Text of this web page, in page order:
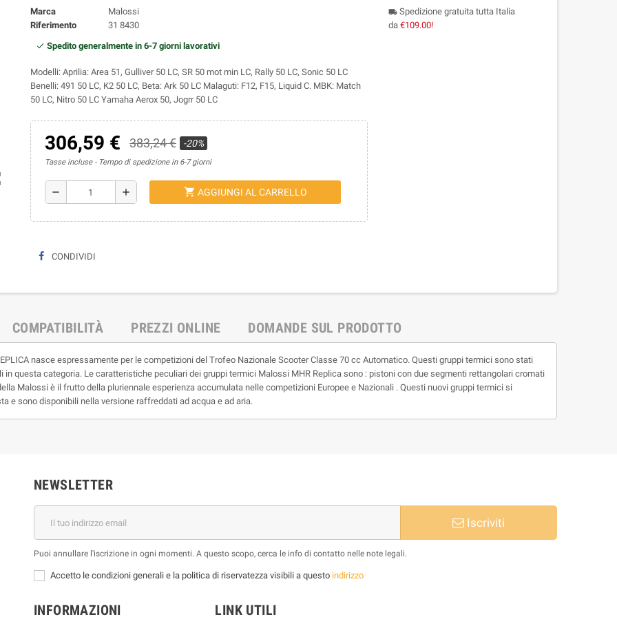
Marca
Malossi
Riferimento
31 8430
Spedito generalmente in 6-7 giorni lavorativi
Modelli: Aprilia: Area 51, Gulliver 50 LC, SR 50 mot min LC, Rally 50 LC, Sonic 50 LC
Benelli: 491 50 LC, K2 50 LC, Beta: Ark 50 LC Malaguti: F12, F15, Liquid C. MBK: Match
50 LC, Nitro 50 LC Yamaha Aerox 50, Jogrr 50 LC
306,59 € 383,24 € -20%
Tasse incluse Tempo di spedizione in 6-7 giorni
remove add shopping_cart AGGIUNGI AL CARRELLO
CONDIVIDI
local_shippingSpedizione gratuita tutta Italia
da €109.00!
COMPATIBILITÀ PREZZI ONLINE DOMANDE SUL PRODOTTO
nasce espressamente per le competizioni del Trofeo Nazionale Scooter Classe 70 cc Automatico. Questi gruppi termici sono stati
questa categoria. Le caratteristiche peculiari dei gruppi termici Malossi MHR Replica sono : pistoni con due segmenti rettangolari cromati
Malossi è il frutto della pluriennale esperienza accumulata nelle competizioni Europee e Nazionali . Questi nuovi gruppi termici si
e sono disponibili nella versione raffreddati ad acqua e ad aria.
NEWSLETTER
Iscriviti
Puoi annullare l'iscrizione in ogni momenti. A questo scopo, cerca le info di contatto nelle note legali.
Accetto le condizioni generali e la politica di riservatezza visibili a questo indirizzo
INFORMAZIONI LINK UTILI